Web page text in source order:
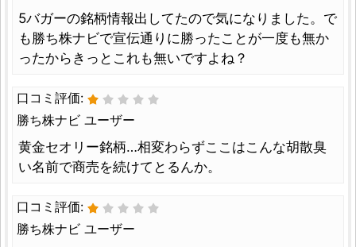
5バガーの銘柄情報出してたので気になりました。で
も勝ち株ナビで宣伝通りに勝ったことが一度も無か
ったからきっとこれも無いですよね？
口コミ評価:
勝ち株ナビ ユーザー
黄金セオリー銘柄…相変わらずここはこんな胡散臭
い名前で商売を続けてとるんか。
口コミ評価:
勝ち株ナビ ユーザー